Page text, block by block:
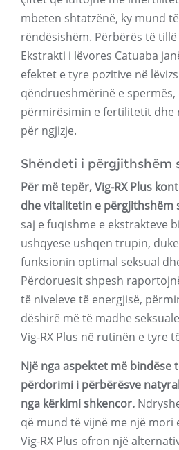
mbeten shtatzënë, ky mund
rëndësishëm. Përbërës të
Ekstrakti i lëvores Catuaba
efektet e tyre pozitive në
qëndrueshmërinë e
përmirësimin e fertilitetit dhe
për ngjizje.
Shëndeti i përgjithshëm
Për më tepër, Vig-RX Plus
dhe vitalitetin e përgjithshëm
saj e fuqishme e ekstrakteve
ushqyese ushqen trupin,
funksionin optimal seksual
Përdoruesit shpesh
të niveleve të energjisë,
dëshirë më të madhe
Vig-RX Plus në rutinën e tyre
Një nga aspektet më bindëse
përdorimi i përbërësve
nga kërkimi shkencor.
që mund të vijnë me një mori
Vig-RX Plus ofron një